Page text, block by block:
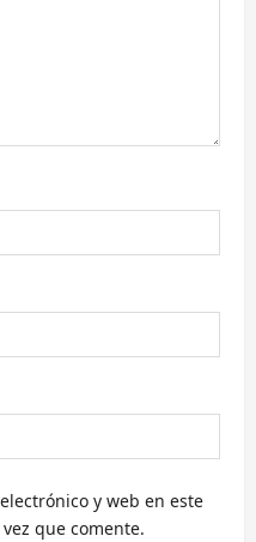
y web en este
que comente.